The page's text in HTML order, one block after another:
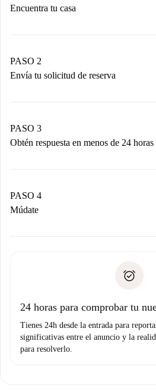
Encuentra tu casa
Tienes toda la información
PASO 2
Envía tu solicitud de reserva
propietario acepte.
PASO 3
Obtén respuesta en menos de 24 horas
contacto con el propietario.
Si es rechazada: No te haremos
Prueba de solvencia
PASO 4
Múdate
no nos comunicas ningún
24 horas para comprobar tu
Tienes 24h desde la entrada para
significativas entre el anuncio y la
para resolverlo.